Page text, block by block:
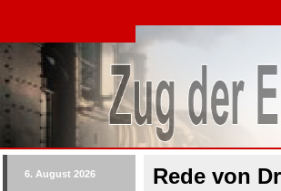
6. August 2026 Rede von